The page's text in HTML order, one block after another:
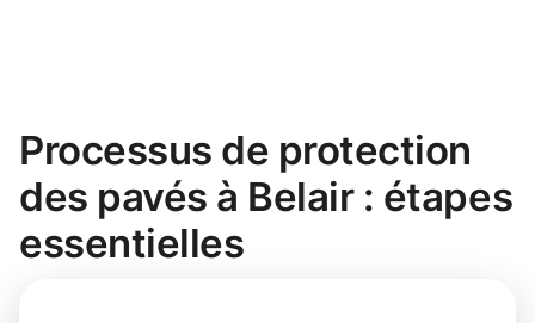
Processus de protection
des pavés à Belair : étapes
essentielles